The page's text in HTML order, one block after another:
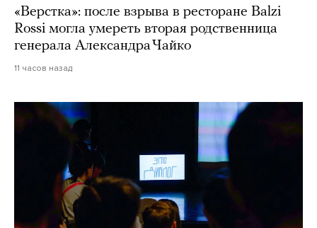
«Верстка»: после взрыва в ресторане Balzi
Rossi могла умереть вторая родственница
генерала Александра Чайко
11 часов назад